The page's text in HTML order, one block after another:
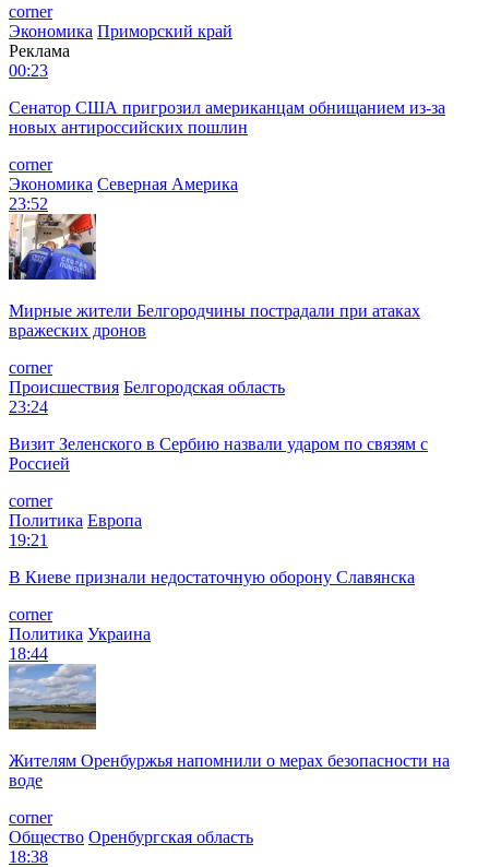
corner
Экономика Приморский край
Реклама
00:23
Сенатор США пригрозил американцам обнищанием из-за
новых антироссийских пошлин
corner
Экономика Северная Америка
23:52
Мирные жители Белгородчины пострадали при атаках
вражеских дронов
corner
Происшествия Белгородская область
23:24
Визит Зеленского в Сербию назвали ударом по связям с
Россией
corner
Политика Европа
19:21
В Киеве признали недостаточную оборону Славянска
corner
Политика Украина
18:44
Жителям Оренбуржья напомнили о мерах безопасности на
воде
corner
Общество Оренбургская область
18:38